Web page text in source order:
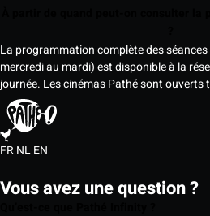
La programmation complète des
mercredi au mardi) est disponible à la
journée. Les cinémas Pathé sont ouverts
FRNLEN
Vous avez une question ?